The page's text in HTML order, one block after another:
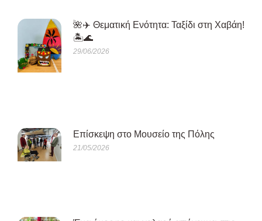
🌺✈️ Θεματική Ενότητα: Ταξίδι στη Χαβάη!
🏝️🌊
29/06/2026
Eπίσκεψη στο Μουσείο της Πόλης
21/05/2026